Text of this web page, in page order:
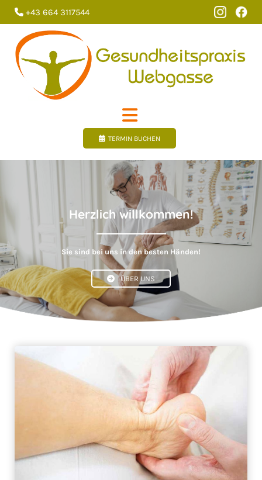
 +43 664 3117544
TERMIN BUCHEN
Herzlich willkommen!
Sie sind bei uns in den besten Händen!
ÜBER UNS